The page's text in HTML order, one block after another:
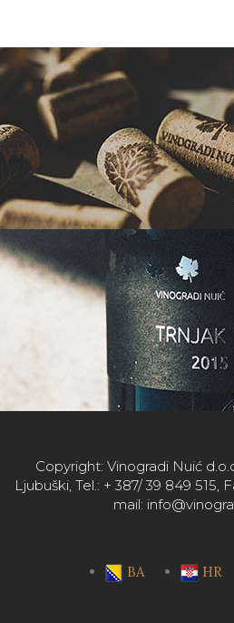
Copyright: Vinogradi Nuić
Ljubuški, Tel.: + 387/ 39 849 515,
mail:
BA HR